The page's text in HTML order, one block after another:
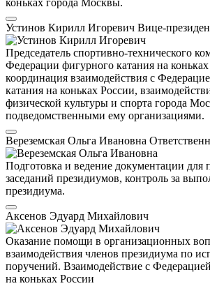
коньках города Москвы.
Устинов Кирилл Игоревич Вице-
Председатель спортивно-технического
Федерации фигурного катания на
координация взаимодействия с
катания на коньках России,
физической культуры и спорта города
подведомственными ему организациями.
Вереземская Ольга Ивановна
Подготовка и ведение документации для
заседаний президиумов, контроль за
президиума.
Аксенов Эдуард Михайлович
Оказание помощи в организационных
взаимодействия членов президиума по
поручений. Взаимодействие с
на коньках России